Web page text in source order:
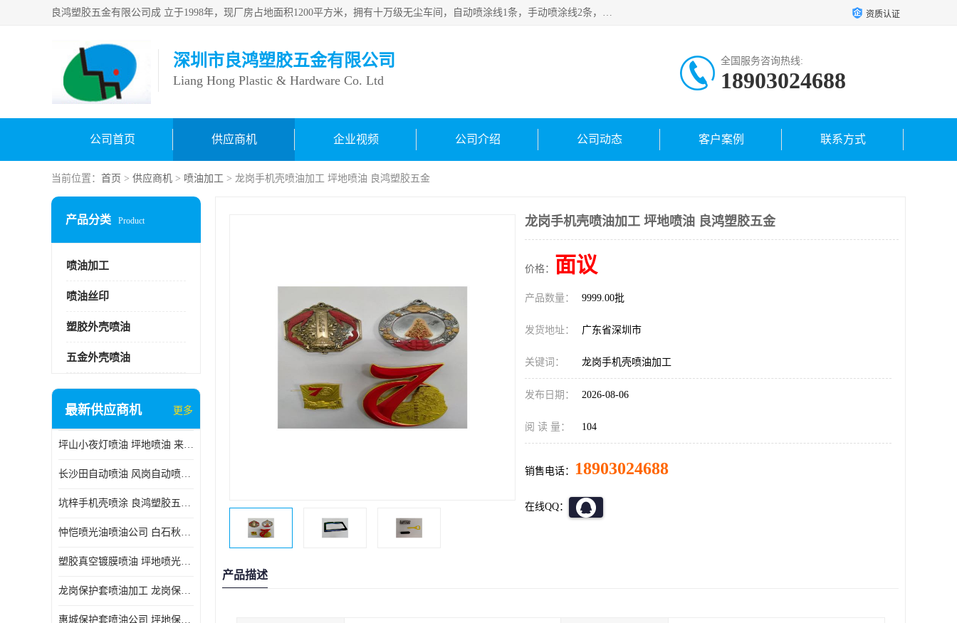
良鸿塑胶五金有限公司成 立于1998年，现厂房占地面积1200平方米，拥有十万级无尘车间，自动喷涂线1条，手动喷涂线2条，丝印移印滚印烫印拉线1条，本公司自建厂以来一直 以“顾客、品质、服务三个第一”为原则，从来货到处理、喷漆、烘烤、品检、包装等每一道工序都严格把持质量关，竭诚为广大朋友、客户服务。现如今已深得广 大客户信赖。 资质认证
深圳市良鸿塑胶五金有限公司
Liang Hong Plastic & Hardware Co. Ltd
全国服务咨询热线:
18903024688
公司首页 供应商机 企业视频 公司介绍 公司动态 客户案例 联系方式
当前位置： 首页 > 供应商机 > 喷油加工 > 龙岗手机壳喷油加工 坪地喷油 良鸿塑胶五金
产品分类 Product
喷油加工
喷油丝印
塑胶外壳喷油
五金外壳喷油
最新供应商机 更多
坪山小夜灯喷油 坪地喷油 来样订做
长沙田自动喷油 风岗自动喷涂 良鸿塑胶五金
坑梓手机壳喷涂 良鸿塑胶五金 坪地小夜灯喷涂公司
忡恺喷光油喷油公司 白石秋蓝牙喷涂
塑胶真空镀膜喷油 坪地喷光油喷油
龙岗保护套喷油加工 龙岗保护套喷油
惠城保护套喷油公司 坪地保护套喷油 良鸿塑胶五金
龙岗手机壳喷油加工 坪地喷油 良鸿塑胶五金
价格： 面议
产品数量： 9999.00批
发货地址： 广东省深圳市
关键词： 龙岗手机壳喷油加工
发布日期： 2026-08-06
阅 读 量： 104
销售电话： 18903024688
在线QQ：
产品描述